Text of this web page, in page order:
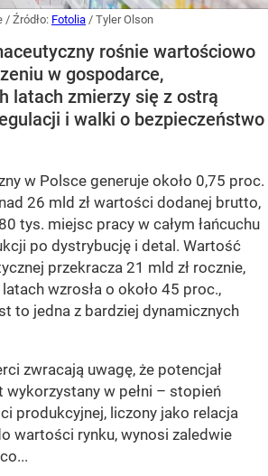
/ Źródło: Fotolia / Tyler Olson
rośnie wartościowo
w gospodarce,
latach zmierzy się z ostrą
i walki o bezpieczeństwo
w Polsce generuje około 0,75 proc.
26 mld zł wartości dodanej brutto,
tys. miejsc pracy w całym łańcuchu
po dystrybucję i detal. Wartość
przekracza 21 mld zł rocznie,
wzrosła o około 45 proc.,
to jedna z bardziej dynamicznych
zwracają uwagę, że potencjał
wykorzystany w pełni – stopień
produkcyjnej, liczony jako relacja
wartości rynku, wynosi zaledwie